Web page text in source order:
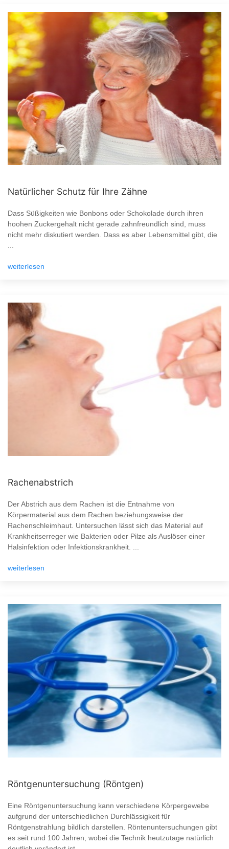
Natürlicher Schutz für Ihre Zähne
Dass Süßigkeiten wie Bonbons oder Schokolade durch ihren
hoohen Zuckergehalt nicht gerade zahnfreundlich sind, muss
nicht mehr diskutiert werden. Dass es aber Lebensmittel gibt, die
...
weiterlesen
Rachenabstrich
Der Abstrich aus dem Rachen ist die Entnahme von
Körpermaterial aus dem Rachen beziehungsweise der
Rachenschleimhaut. Untersuchen lässt sich das Material auf
Krankheitserreger wie Bakterien oder Pilze als Auslöser einer
Halsinfektion oder Infektionskrankheit. ...
weiterlesen
Röntgenuntersuchung (Röntgen)
Eine Röntgenuntersuchung kann verschiedene Körpergewebe
aufgrund der unterschiedlichen Durchlässigkeit für
Röntgenstrahlung bildlich darstellen. Röntenuntersuchungen gibt
es seit rund 100 Jahren, wobei die Technik heutzutage natürlich